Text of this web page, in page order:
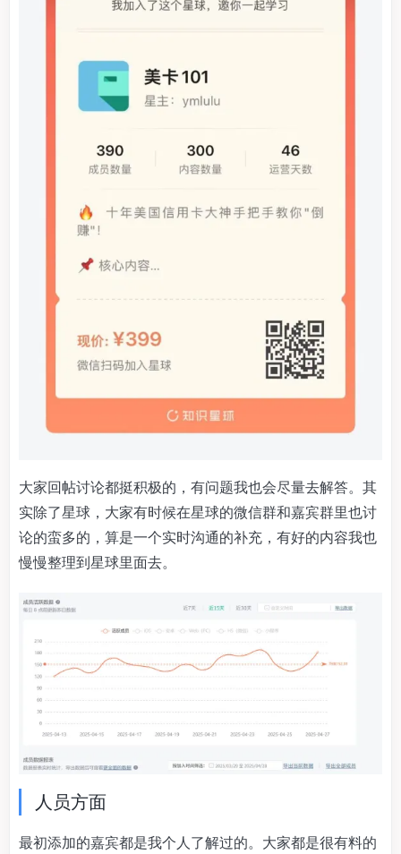
大家回帖讨论都挺积极的，有问题我也会尽量去解答。其
实除了星球，大家有时候在星球的微信群和嘉宾群里也讨
论的蛮多的，算是一个实时沟通的补充，有好的内容我也
慢慢整理到星球里面去。
人员方面
最初添加的嘉宾都是我个人了解过的。大家都是很有料的